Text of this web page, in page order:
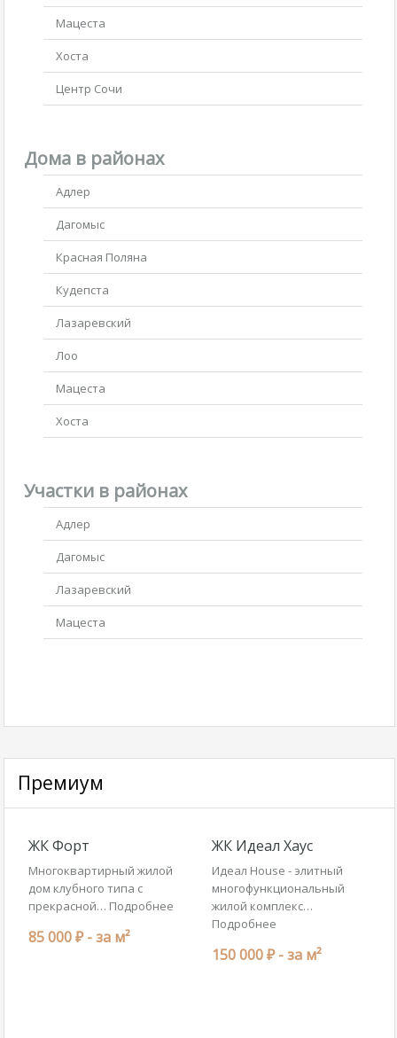
Мацеста
Хоста
Центр Сочи
Дома в районах
Адлер
Дагомыс
Красная Поляна
Кудепста
Лазаревский
Лоо
Мацеста
Хоста
Участки в районах
Адлер
Дагомыс
Лазаревский
Мацеста
Премиум
ЖК Форт
Многоквартирный жилой
дом клубного типа с
прекрасной… Подробнее
85 000 ₽ -за м²
ЖК Идеал Хаус
Идеал House - элитный
многофункциональный
жилой комплекс…
Подробнее
150 000 ₽ -за м²